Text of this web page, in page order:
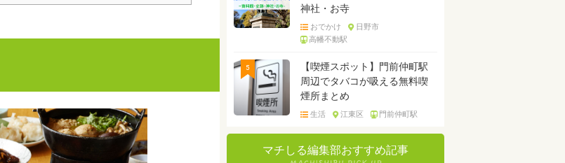
神社・お寺
おでかけ
日野市
高幡不動駅
5
【喫煙スポット】門前仲町駅
周辺でタバコが吸える無料喫
煙所まとめ
生活 江東区 門前仲町駅
マチしる編集部おすすめ記事